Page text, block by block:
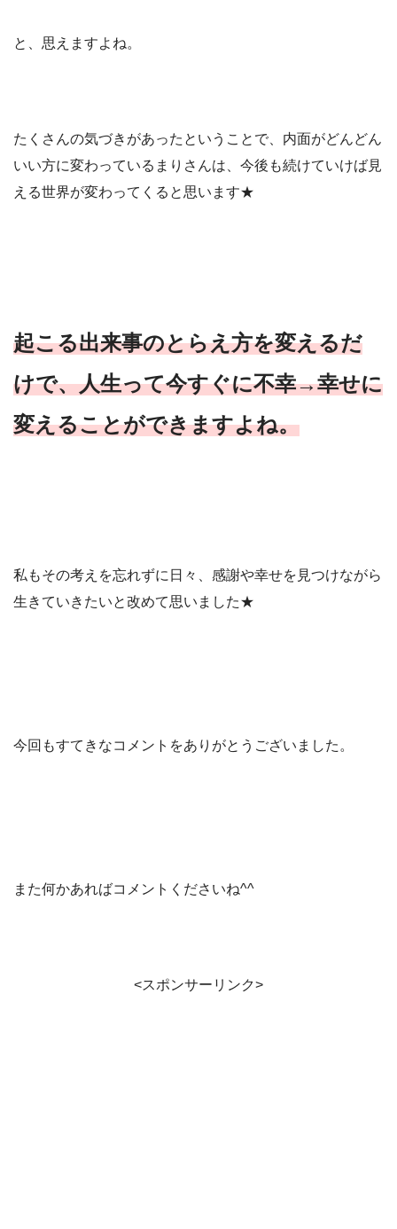
と、思えますよね。
たくさんの気づきがあったということで、内面がどんどん
いい方に変わっているまりさんは、今後も続けていけば見
える世界が変わってくると思います★
起こる出来事のとらえ方を変えるだ
けで、人生って今すぐに不幸→幸せに
変えることができますよね。
私もその考えを忘れずに日々、感謝や幸せを見つけながら
生きていきたいと改めて思いました★
今回もすてきなコメントをありがとうございました。
また何かあればコメントくださいね^^
<スポンサーリンク>